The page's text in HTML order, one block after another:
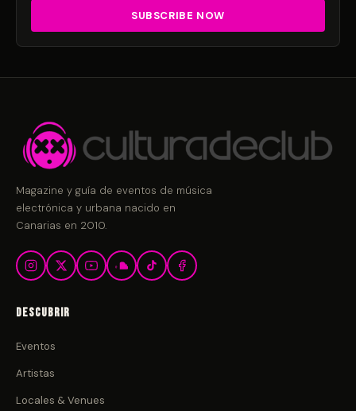
Magazine y guía de eventos de música
electrónica y urbana nacido en
Canarias en 2010.
Descubrir
Eventos
Artistas
Locales & Venues